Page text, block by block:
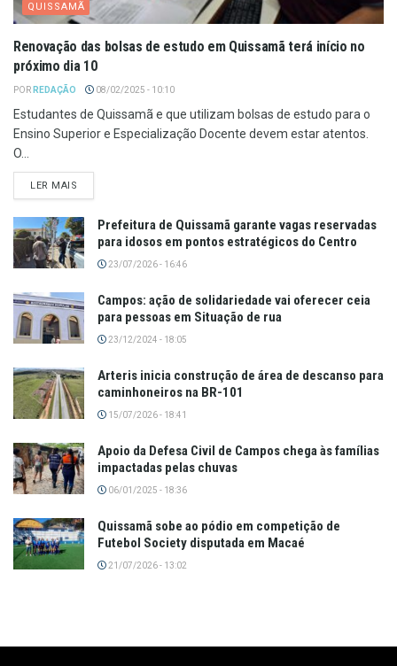
QUISSAMÃ
Renovação das bolsas de estudo em Quissamã terá início no
próximo dia 10
POR REDAÇÃO 08/02/2025 - 10:10
Estudantes de Quissamã e que utilizam bolsas de estudo para o
Ensino Superior e Especialização Docente devem estar atentos.
O...
LER MAIS
Prefeitura de Quissamã garante vagas reservadas
para idosos em pontos estratégicos do Centro
23/07/2026 - 16:46
Campos: ação de solidariedade vai oferecer ceia
para pessoas em Situação de rua
23/12/2024 - 18:05
Arteris inicia construção de área de descanso para
caminhoneiros na BR-101
15/07/2026 - 18:41
Apoio da Defesa Civil de Campos chega às famílias
impactadas pelas chuvas
06/01/2025 - 18:36
Quissamã sobe ao pódio em competição de
Futebol Society disputada em Macaé
21/07/2026 - 13:02